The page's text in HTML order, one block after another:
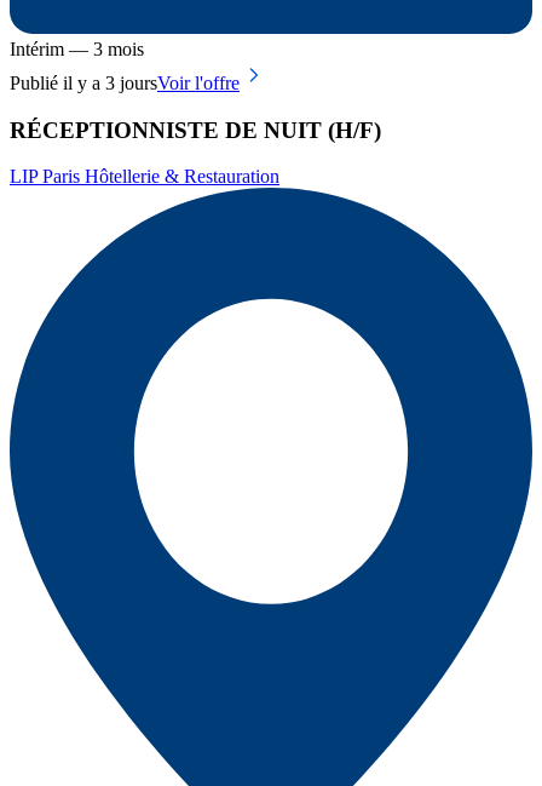
Intérim — 3 mois
Publié il y a 3 joursVoir l'offre
RÉCEPTIONNISTE DE NUIT (H/F)
LIP Paris Hôtellerie & Restauration